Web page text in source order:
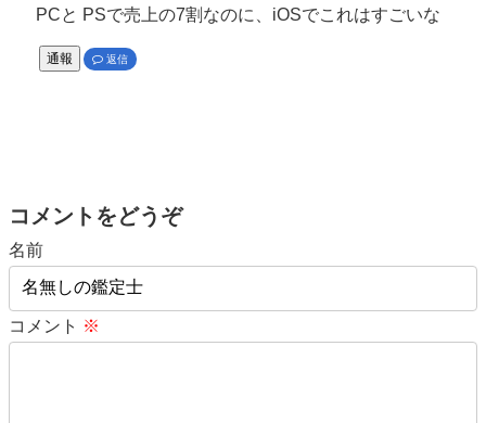
PCと PSで売上の7割なのに、iOSでこれはすごいな
通報 返信
コメントをどうぞ
名前
コメント ※